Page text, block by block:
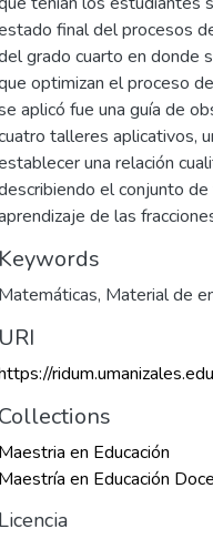
final del procesos
grado cuarto en donde
optimizan el proceso
aplicó fue una guía de
talleres aplicativos,
una relación
el conjunto
de las
Keywords
Matemáticas, Material de
URI
Collections
Maestria en Educación
Maestría en Educación
Licencia